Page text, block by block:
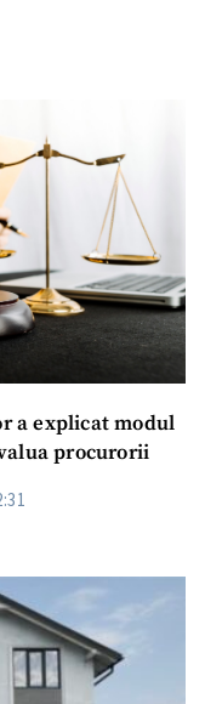
a explicat modul
procurorii